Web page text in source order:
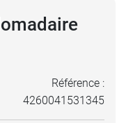
Référence :
4260041531345